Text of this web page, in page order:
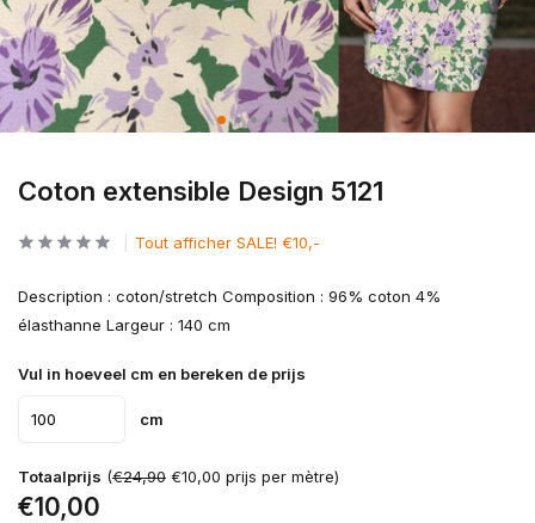
Coton extensible Design 5121
Tout afficher SALE! €10,-
Description : coton/stretch Composition : 96% coton 4%
élasthanne Largeur : 140 cm
Vul in hoeveel cm en bereken de prijs
cm
Totaalprijs (€24,90 €10,00 prijs per mètre)
€10,00